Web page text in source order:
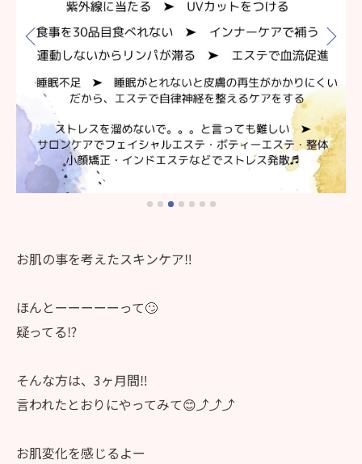
お肌の事を考えたスキンケア‼️
ほんとーーーーーって🙄
疑ってる⁉️
そんな方は、3ヶ月間‼️
言われたとおりにやってみて😊⤴️⤴️⤴️
お肌変化を感じるよー